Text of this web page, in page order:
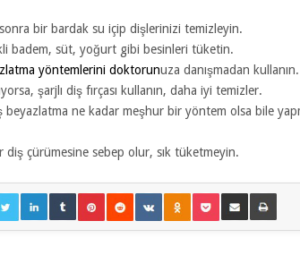
bir bardak su içip dişlerinizi temizleyin.
badem, süt, yoğurt gibi besinleri tüketin.
yöntemlerini doktorunuza danışmadan kullanın.
şarjlı diş fırçası kullanın, daha iyi temizler.
beyazlatma ne kadar meşhur bir yöntem olsa bile
diş çürümesine sebep olur, sık tüketmeyin.